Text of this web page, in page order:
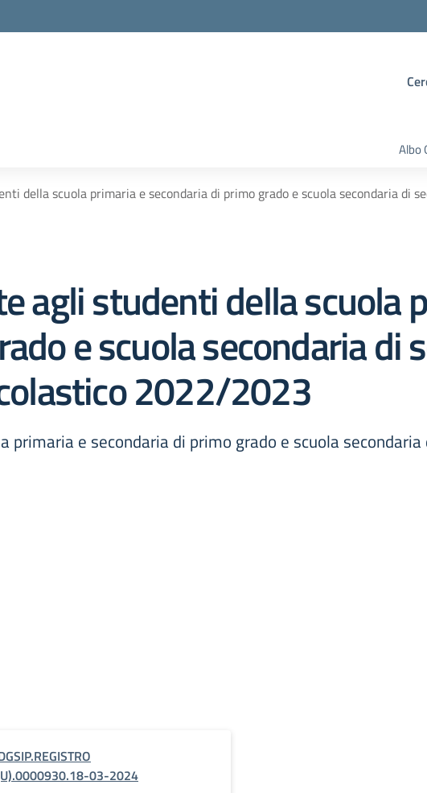
Albo
della scuola primaria e secondaria di primo grado e scuola secondaria di
agli studenti della scuola
e scuola secondaria di
2022/2023
e secondaria di primo grado e scuola secondaria
03-2024